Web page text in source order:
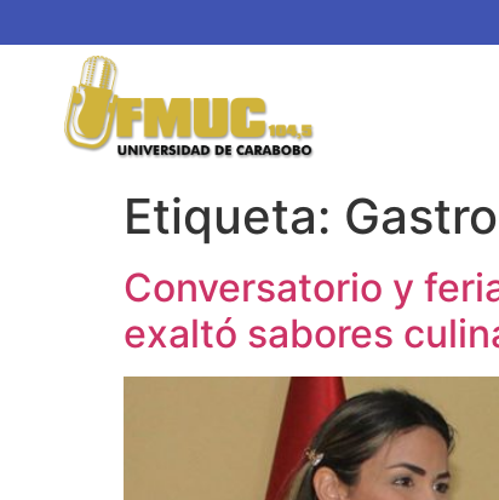
Etiqueta:
Conversatorio y
exaltó sabores